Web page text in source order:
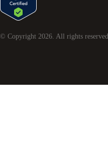
© Copyright 2026 . All rights reserved.